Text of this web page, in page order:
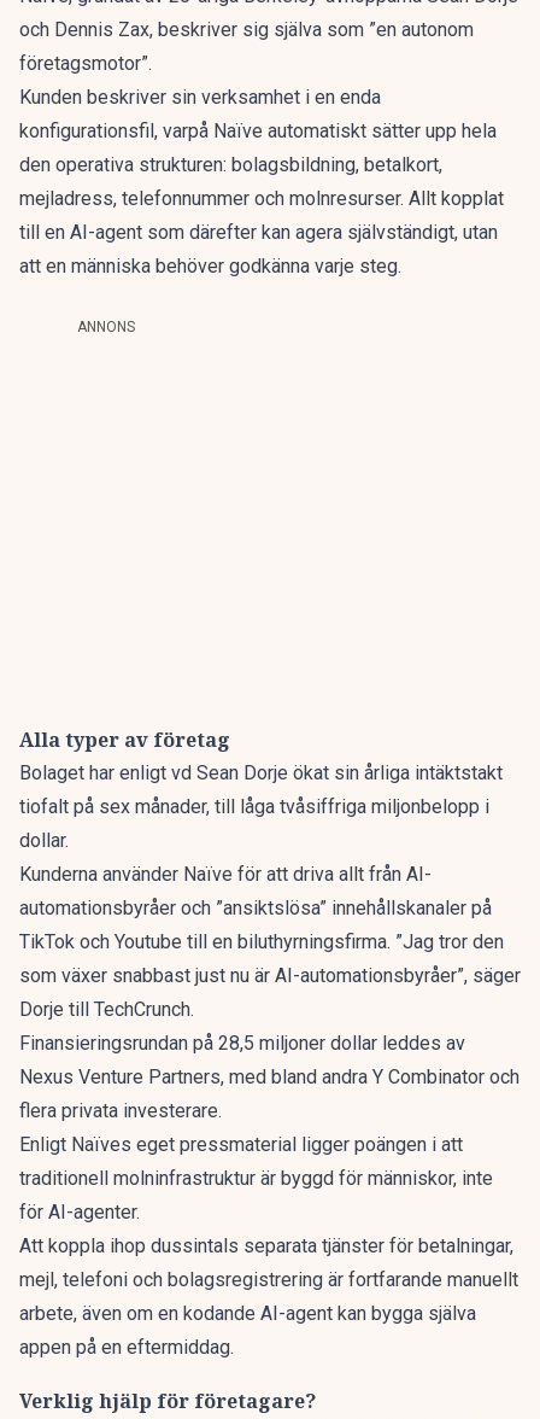
och Dennis Zax, beskriver sig själva som ”en autonom
företagsmotor”.
Kunden beskriver sin verksamhet i en enda
konfigurationsfil, varpå Naïve automatiskt sätter upp hela
den operativa strukturen: bolagsbildning, betalkort,
mejladress, telefonnummer och molnresurser. Allt kopplat
till en AI-agent som därefter kan agera självständigt, utan
att en människa behöver godkänna varje steg.
ANNONS
Alla typer av företag
Bolaget har enligt vd Sean Dorje ökat sin årliga intäktstakt
tiofalt på sex månader, till låga tvåsiffriga miljonbelopp i
dollar.
Kunderna använder Naïve för att driva allt från AI-
automationsbyråer och ”ansiktslösa” innehållskanaler på
TikTok och Youtube till en biluthyrningsfirma. ”Jag tror den
som växer snabbast just nu är AI-automationsbyråer”, säger
Dorje till TechCrunch.
Finansieringsrundan på 28,5 miljoner dollar leddes av
Nexus Venture Partners, med bland andra Y Combinator och
flera privata investerare.
Enligt Naïves eget pressmaterial ligger poängen i att
traditionell molninfrastruktur är byggd för människor, inte
för AI-agenter.
Att koppla ihop dussintals separata tjänster för betalningar,
mejl, telefoni och bolagsregistrering är fortfarande manuellt
arbete, även om en kodande AI-agent kan bygga själva
appen på en eftermiddag.
Verklig hjälp för företagare?